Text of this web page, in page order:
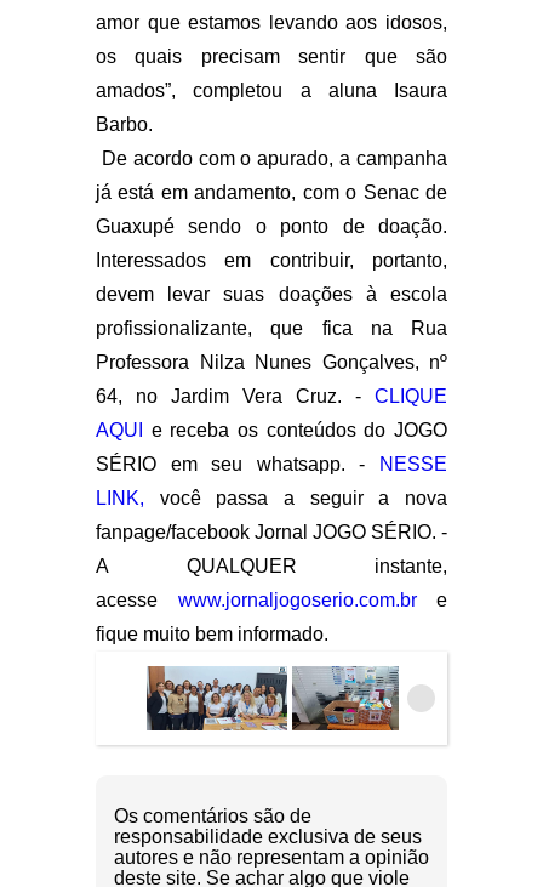
amor que estamos levando aos idosos,
os quais precisam sentir que são
amados”, completou a aluna Isaura
Barbo.
De acordo com o apurado, a campanha
já está em andamento, com o Senac de
Guaxupé sendo o ponto de doação.
Interessados em contribuir, portanto,
devem levar suas doações à escola
profissionalizante, que fica na Rua
Professora Nilza Nunes Gonçalves, nº
64, no Jardim Vera Cruz. - CLIQUE
AQUI
e receba os conteúdos do JOGO
SÉRIO em seu whatsapp. -
NESSE
LINK, você passa a seguir a nova
fanpage/facebook Jornal JOGO SÉRIO. -
A QUALQUER instante,
acesse www.jornaljogoserio.com.bre
fique muito bem informado.
Os comentários são de
responsabilidade exclusiva de seus
autores e não representam a opinião
deste site. Se achar algo que viole